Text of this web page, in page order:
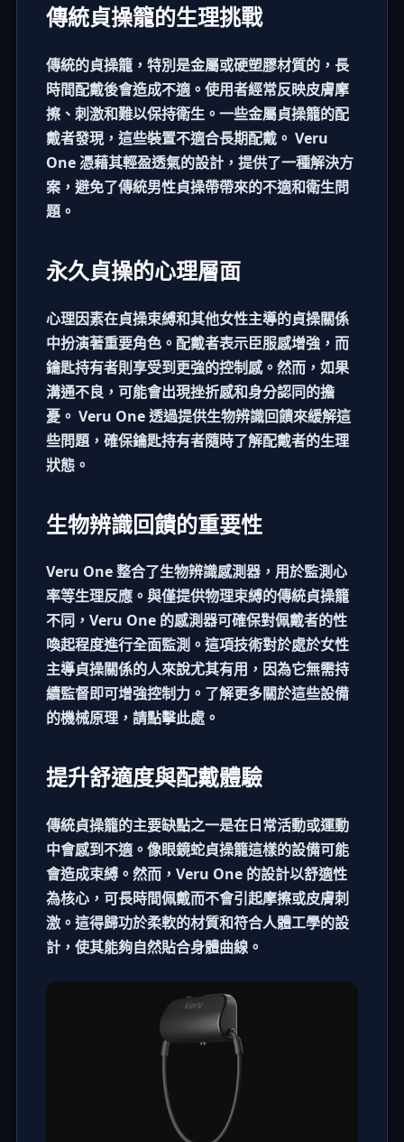
傳統貞操籠的生理挑戰
傳統的貞操籠，特別是金屬或硬塑膠材質的，長
時間配戴後會造成不適。使用者經常反映皮膚摩
擦、刺激和難以保持衛生。一些金屬貞操籠的配
戴者發現，這些裝置不適合長期配戴。 Veru
One 憑藉其輕盈透氣的設計，提供了一種解決方
案，避免了傳統男性貞操帶帶來的不適和衛生問
題。
永久貞操的心理層面
心理因素在貞操束縛和其他女性主導的貞操關係
中扮演著重要角色。配戴者表示臣服感增強，而
鑰匙持有者則享受到更強的控制感。然而，如果
溝通不良，可能會出現挫折感和身分認同的擔
憂。 Veru One 透過提供生物辨識回饋來緩解這
些問題，確保鑰匙持有者隨時了解配戴者的生理
狀態。
生物辨識回饋的重要性
Veru One 整合了生物辨識感測器，用於監測心
率等生理反應。與僅提供物理束縛的傳統貞操籠
不同，Veru One 的感測器可確保對佩戴者的性
喚起程度進行全面監測。這項技術對於處於女性
主導貞操關係的人來說尤其有用，因為它無需持
續監督即可增強控制力。了解更多關於這些設備
的機械原理，請點擊此處。
提升舒適度與配戴體驗
傳統貞操籠的主要缺點之一是在日常活動或運動
中會感到不適。像眼鏡蛇貞操籠這樣的設備可能
會造成束縛。然而，Veru One 的設計以舒適性
為核心，可長時間佩戴而不會引起摩擦或皮膚刺
激。這得歸功於柔軟的材質和符合人體工學的設
計，使其能夠自然貼合身體曲線。